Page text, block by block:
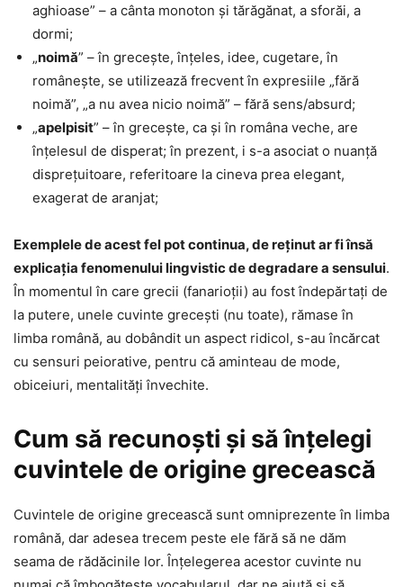
aghioase” – a cânta monoton și tărăgănat, a sforăi, a
dormi;
„noimă” – în grecește, înțeles, idee, cugetare, în
românește, se utilizează frecvent în expresiile „fără
noimă”, „a nu avea nicio noimă” – fără sens/absurd;
„apelpisit” – în grecește, ca și în româna veche, are
înțelesul de disperat; în prezent, i s-a asociat o nuanță
disprețuitoare, referitoare la cineva prea elegant,
exagerat de aranjat;
Exemplele de acest fel pot continua, de reținut ar fi însă
explicația fenomenului lingvistic de degradare a sensului.
În momentul în care grecii (fanarioții) au fost îndepărtați de
la putere, unele cuvinte grecești (nu toate), rămase în
limba română, au dobândit un aspect ridicol, s-au încărcat
cu sensuri peiorative, pentru că aminteau de mode,
obiceiuri, mentalități învechite.
Cum să recunoști și să înțelegi
cuvintele de origine grecească
Cuvintele de origine grecească sunt omniprezente în limba
română, dar adesea trecem peste ele fără să ne dăm
seama de rădăcinile lor. Înțelegerea acestor cuvinte nu